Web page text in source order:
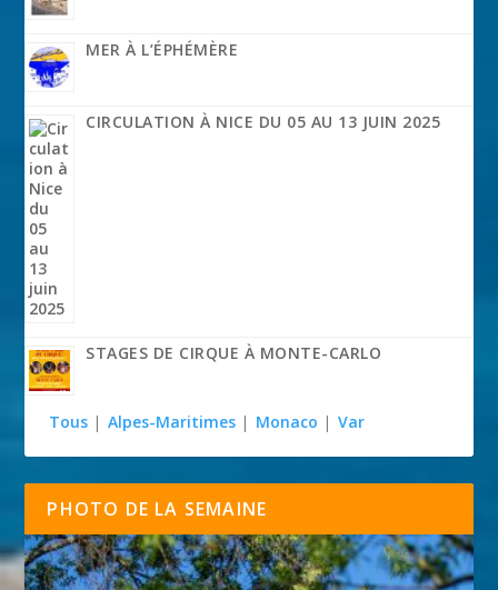
MER À L’ÉPHÉMÈRE
CIRCULATION À NICE DU 05 AU 13 JUIN 2025
STAGES DE CIRQUE À MONTE-CARLO
Tous | Alpes-Maritimes | Monaco | Var
PHOTO DE LA SEMAINE